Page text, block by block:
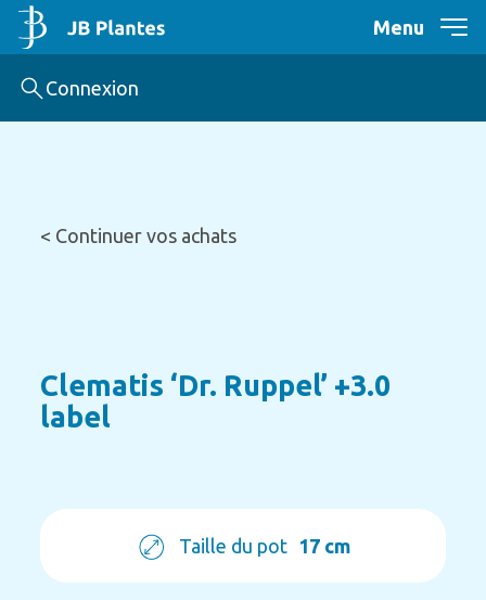
Menu
Connexion
< Continuer vos achats
Clematis ‘Dr. Ruppel’ +3.0
label
Taille du pot 17 cm